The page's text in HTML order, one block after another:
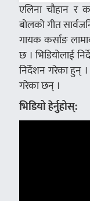
एलिना चौहान र
बोलको गीत
गायक कर्साङ
छ । भिडियोलाई
निर्देशन गरेका हुन्
गरेका छन् ।
भिडियो हेर्नुहोस्: